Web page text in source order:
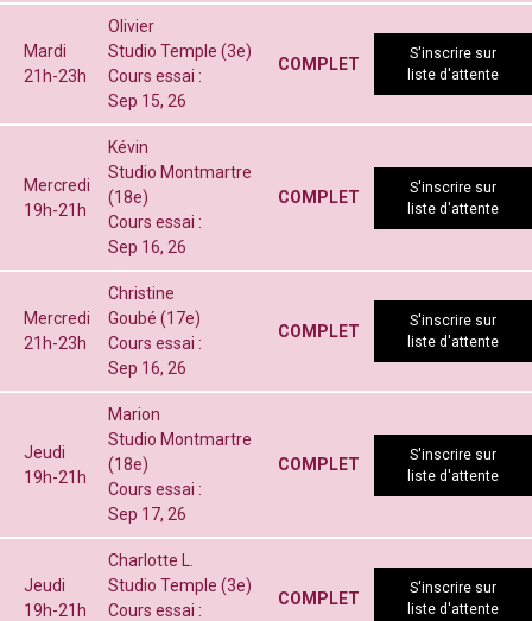
Mardi
21h-23h
Olivier
Studio Temple (3e)
Cours essai :
Sep 15, 26
COMPLET
S'inscrire sur
liste d'attente
Mercredi
19h-21h
Kévin
Studio Montmartre
(18e)
Cours essai :
Sep 16, 26
COMPLET
S'inscrire sur
liste d'attente
Mercredi
21h-23h
Christine
Goubé (17e)
Cours essai :
Sep 16, 26
COMPLET
S'inscrire sur
liste d'attente
Jeudi
19h-21h
Marion
Studio Montmartre
(18e)
Cours essai :
Sep 17, 26
COMPLET
S'inscrire sur
liste d'attente
Jeudi
19h-21h
Charlotte L.
Studio Temple (3e)
Cours essai :
COMPLET
S'inscrire sur
liste d'attente